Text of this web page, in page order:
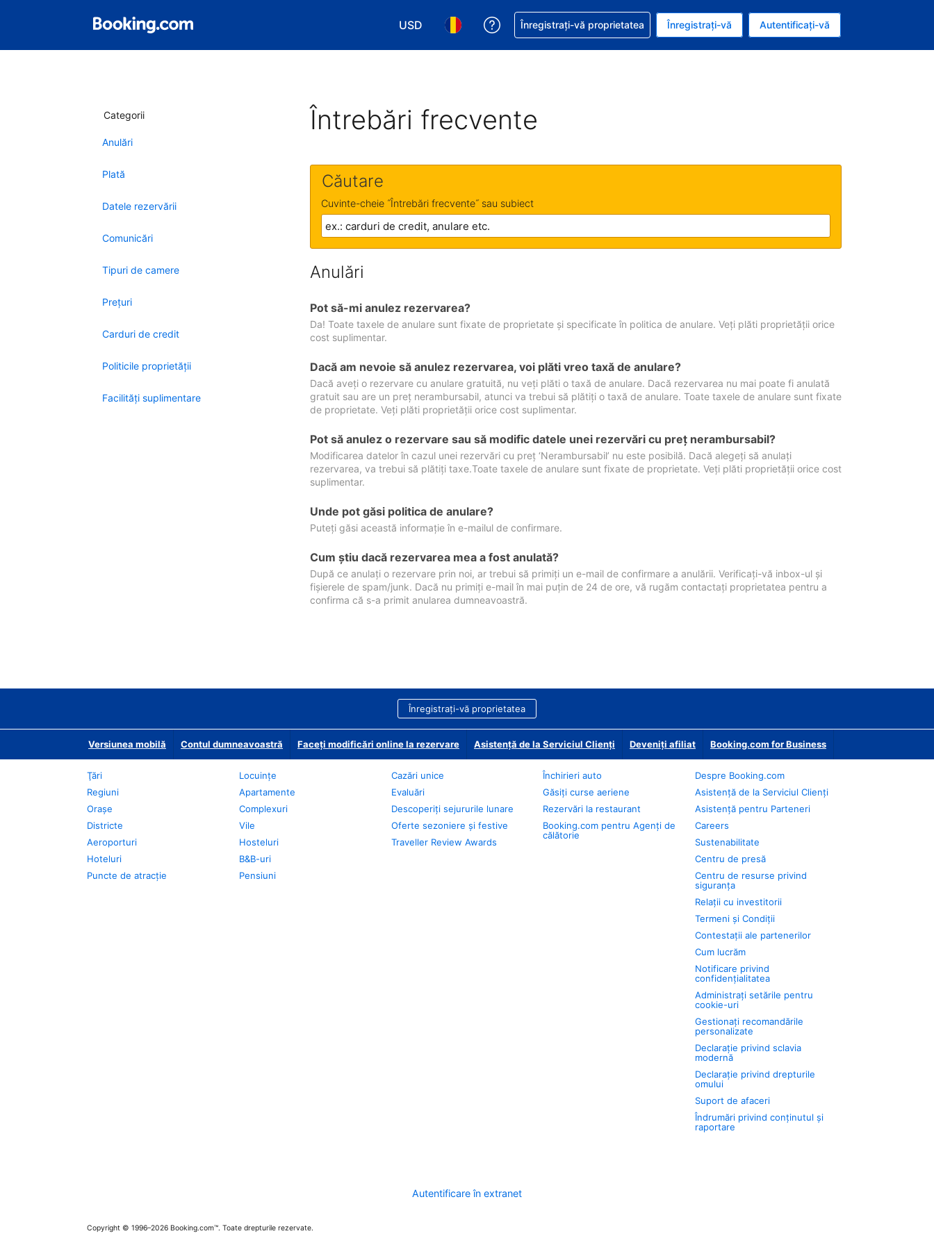
USD
Alegeţi moneda. Moneda actuală este Dolar american
Alegeți limba. Limba actuală este Română
Primiți asistență cu privire la rezervarea dvs.
Înregistrați-vă proprietatea Înregistrați-vă Autentificați-vă
Categorii
Anulări
Plată
Datele rezervării
Comunicări
Tipuri de camere
Preţuri
Carduri de credit
Politicile proprietății
Facilităţi suplimentare
Întrebări frecvente
Căutare
Cuvinte-cheie ˝Întrebări frecvente˝ sau subiect
Anulări
Pot să-mi anulez rezervarea?
Da! Toate taxele de anulare sunt fixate de proprietate și specificate în politica de anulare. Veți plăti proprietății orice
cost suplimentar.
Dacă am nevoie să anulez rezervarea, voi plăti vreo taxă de anulare?
Dacă aveți o rezervare cu anulare gratuită, nu veți plăti o taxă de anulare. Dacă rezervarea nu mai poate fi anulată
gratuit sau are un preț nerambursabil, atunci va trebui să plătiți o taxă de anulare. Toate taxele de anulare sunt fixate
de proprietate. Veți plăti proprietății orice cost suplimentar.
Pot să anulez o rezervare sau să modific datele unei rezervări cu preţ nerambursabil?
Modificarea datelor în cazul unei rezervări cu preț ‘Nerambursabil’ nu este posibilă. Dacă alegeți să anulați
rezervarea, va trebui să plătiți taxe.Toate taxele de anulare sunt fixate de proprietate. Veți plăti proprietății orice cost
suplimentar.
Unde pot găsi politica de anulare?
Puteți găsi această informație în e-mailul de confirmare.
Cum ştiu dacă rezervarea mea a fost anulată?
După ce anulați o rezervare prin noi, ar trebui să primiți un e-mail de confirmare a anulării. Verificați-vă inbox-ul și
fișierele de spam/junk. Dacă nu primiți e-mail în mai puțin de 24 de ore, vă rugăm contactați proprietatea pentru a
confirma că s-a primit anularea dumneavoastră.
Înregistrați-vă proprietatea
Versiunea mobilă Contul dumneavoastră Faceți modificări online la rezervare Asistență de la Serviciul Clienți Deveniţi afiliat Booking.com for Business
Ţări
Regiuni
Oraşe
Districte
Aeroporturi
Hoteluri
Puncte de atracţie
Locuințe
Apartamente
Complexuri
Vile
Hosteluri
B&B-uri
Pensiuni
Cazări unice
Evaluări
Descoperiți sejururile lunare
Oferte sezoniere și festive
Traveller Review Awards
Închirieri auto
Găsiți curse aeriene
Rezervări la restaurant
Booking.com pentru Agenți de
călătorie
Despre Booking.com
Asistență de la Serviciul Clienți
Asistență pentru Parteneri
Careers
Sustenabilitate
Centru de presă
Centru de resurse privind
siguranța
Relații cu investitorii
Termeni și Condiții
Contestații ale partenerilor
Cum lucrăm
Notificare privind
confidențialitatea
Administrați setările pentru
cookie-uri
Gestionați recomandările
personalizate
Declarație privind sclavia
modernă
Declarație privind drepturile
omului
Suport de afaceri
Îndrumări privind conținutul și
raportare
Autentificare în extranet
Copyright © 1996–2026 Booking.com™. Toate drepturile rezervate.